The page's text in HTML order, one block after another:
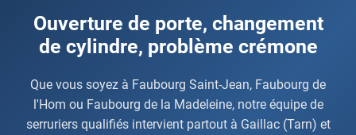
Ouverture de porte, changement
de cylindre, problème crémone
Que vous soyez à Faubourg Saint-Jean, Faubourg de
l'Hom ou Faubourg de la Madeleine, notre équipe de
serruriers qualifiés intervient partout à Gaillac (Tarn) et